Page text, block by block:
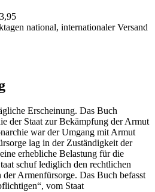
national, internationaler Versand
Erscheinung. Das Buch
der Staat zur Bekämpfung der Armut
war der Umgang mit Armut
lag in der Zuständigkeit der
erhebliche Belastung für die
schuf lediglich den rechtlichen
Armenfürsorge. Das Buch befasst
vom Staat